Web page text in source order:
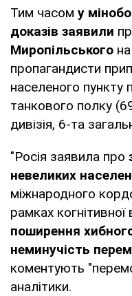
Тим часом у
доказів заявили
Миропільського
пропагандисти
населеного пункту
танкового полку
дивізія, 6-та
"Росія заявила про
невеликих
міжнародного
рамках
поширення
неминучість
коментують
аналітики.